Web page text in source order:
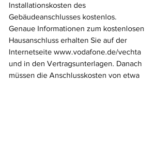
Installationskosten des
Gebäudeanschlusses kostenlos.
Genaue Informationen zum kostenlosen
Hausanschluss erhalten Sie auf der
Internetseite www.vodafone.de/vechta
und in den Vertragsunterlagen. Danach
müssen die Anschlusskosten von etwa